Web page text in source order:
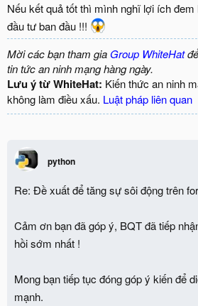
Nếu kết quả tốt thì mình nghĩ lợi ích
đầu tư ban đầu !!!
Mời các bạn tham gia Group WhiteHat
tin tức an ninh mạng hàng ngày.
Lưu ý từ WhiteHat: Kiến thức an ninh
không làm điều xấu. Luật pháp liên quan
python
Re: Đề xuất để tăng sự sôi động trên
Cảm ơn bạn đã góp ý, BQT đã tiếp
hồi sớm nhất !
Mong bạn tiếp tục đóng góp ý kiến để
mạnh.